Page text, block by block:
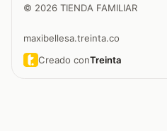
© 2026 TIENDA FAMILIAR
maxibellesa.treinta.co
Creado conTreinta